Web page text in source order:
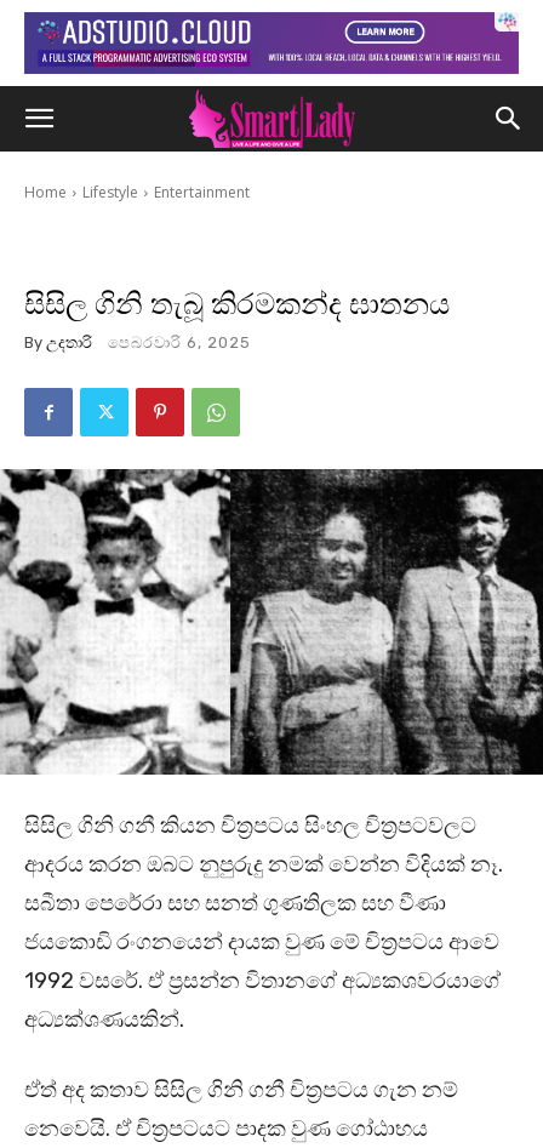
Home Lifestyle Entertainment
සිසිල ගිනි තැබූ කිරමකන්ද ඝාතනය
By උදතාරි පෙබරවාරි 6, 2025
සිසිල ගිනි ගනී කියන චිත්‍රපටය සිංහල චිත්‍රපටවලට
ආදරය කරන ඔබට නුපුරුදු නමක් වෙන්න විදියක් නෑ.
සබීතා පෙරේරා සහ සනත් ගුණතිලක සහ වීණා
ජයකොඩි රංගනයෙන් දායක වුණ මේ චිත්‍රපටය ආවෙ
1992 වසරේ. ඒ ප්‍රසන්න විතානගේ අධ්‍යකශවරයාගේ
අධ්‍යක්ශණයකින්.
ඒත් අද කතාව සිසිල ගිනි ගනී චිත්‍රපටය ගැන නම්
නෙවෙයි. ඒ චිත්‍රපටයට පාදක වුණ ගෝඨාභය